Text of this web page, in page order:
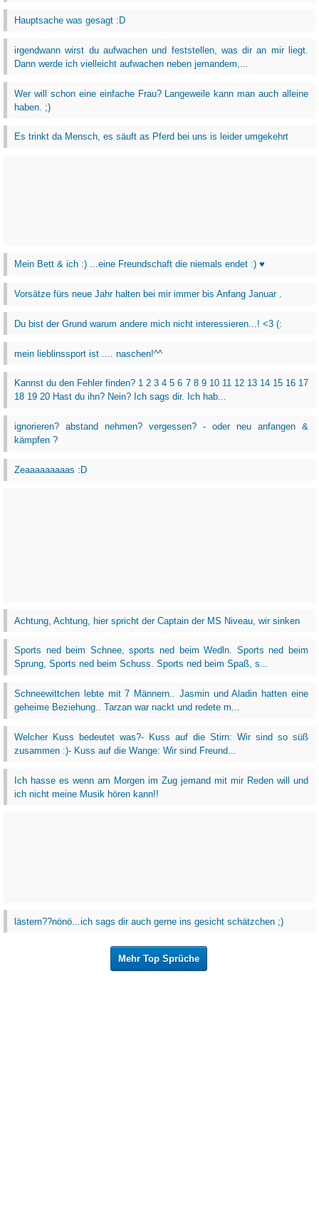
Hauptsache was gesagt :D
irgendwann wirst du aufwachen und feststellen, was dir an mir liegt.
Dann werde ich vielleicht aufwachen neben jemandem,...
Wer will schon eine einfache Frau? Langeweile kann man auch alleine
haben. ;)
Es trinkt da Mensch, es säuft as Pferd bei uns is leider umgekehrt
Mein Bett & ich :) ...eine Freundschaft die niemals endet :) ♥
Vorsätze fürs neue Jahr halten bei mir immer bis Anfang Januar .
Du bist der Grund warum andere mich nicht interessieren...! <3 (:
mein lieblinssport ist .... naschen!^^
Kannst du den Fehler finden? 1 2 3 4 5 6 7 8 9 10 11 12 13 14 15 16 17
18 19 20 Hast du ihn? Nein? Ich sags dir. Ich hab...
ignorieren? abstand nehmen? vergessen? - oder neu anfangen &
kämpfen ?
Zeaaaaaaaaas :D
Achtung, Achtung, hier spricht der Captain der MS Niveau, wir sinken
Sports ned beim Schnee, sports ned beim Wedln. Sports ned beim
Sprung, Sports ned beim Schuss. Sports ned beim Spaß, s...
Schneewittchen lebte mit 7 Männern.. Jasmin und Aladin hatten eine
geheime Beziehung.. Tarzan war nackt und redete m...
Welcher Kuss bedeutet was?- Kuss auf die Stirn: Wir sind so süß
zusammen :)- Kuss auf die Wange: Wir sind Freund...
Ich hasse es wenn am Morgen im Zug jemand mit mir Reden will und
ich nicht meine Musik hören kann!!
lästern??nönö...ich sags dir auch gerne ins gesicht schätzchen ;)
Mehr Top Sprüche